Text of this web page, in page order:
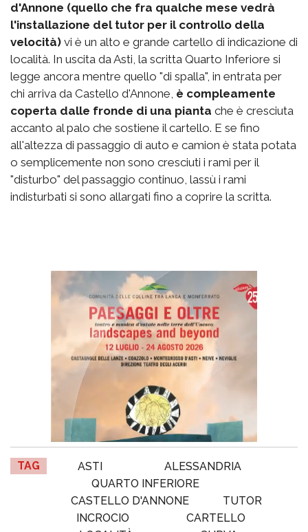
d'Annone (quello che fra qualche mese vedrà
l'installazione del tutor per il controllo della
velocità) vi è un alto e grande cartello di indicazione di
località. In uscita da Asti, la scritta Quarto Inferiore si
legge ancora mentre quello "di spalla", in entrata per
chi arriva da Castello d'Annone, è compleamente
coperta dalle fronde di una pianta che è cresciuta
accanto al palo che sostiene il cartello. E se fino
all'altezza di passaggio di auto e camion è stata potata
o semplicemente non sono cresciuti i rami per il
"disturbo" del passaggio continuo, lassù i rami
indisturbati si sono allargati fino a coprire la scritta.
TAG ASTI
ALESSANDRIA
QUARTO INFERIORE
CASTELLO D'ANNONE
TUTOR
INCROCIO
CARTELLO